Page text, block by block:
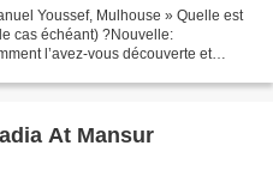
Youssef, Mulhouse » Quelle est
cas échéant) ?Nouvelle:
l’avez-vous découverte et
At Mansur